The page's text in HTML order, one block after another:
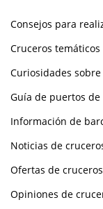
Consejos para
Cruceros temáticos
Curiosidades
Guía de puertos de
Información de
Noticias de
Ofertas de cruceros
Opiniones de